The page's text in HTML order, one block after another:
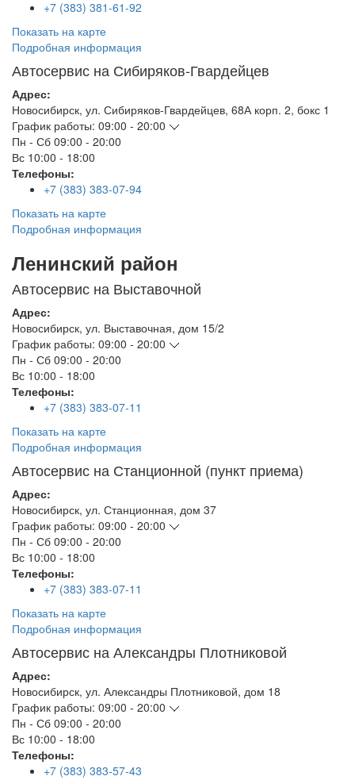
+7 (383) 381-61-92
Показать на карте
Подробная информация
Автосервис на Сибиряков-Гвардейцев
Адрес:
Новосибирск, ул. Сибиряков-Гвардейцев, 68А корп. 2, бокс 1
График работы: 09:00 - 20:00
Пн - Сб 09:00 - 20:00
Вс 10:00 - 18:00
Телефоны:
+7 (383) 383-07-94
Показать на карте
Подробная информация
Ленинский район
Автосервис на Выставочной
Адрес:
Новосибирск, ул. Выставочная, дом 15/2
График работы: 09:00 - 20:00
Пн - Сб 09:00 - 20:00
Вс 10:00 - 18:00
Телефоны:
+7 (383) 383-07-11
Показать на карте
Подробная информация
Автосервис на Станционной (пункт приема)
Адрес:
Новосибирск, ул. Станционная, дом 37
График работы: 09:00 - 20:00
Пн - Сб 09:00 - 20:00
Вс 10:00 - 18:00
Телефоны:
+7 (383) 383-07-11
Показать на карте
Подробная информация
Автосервис на Александры Плотниковой
Адрес:
Новосибирск, ул. Александры Плотниковой, дом 18
График работы: 09:00 - 20:00
Пн - Сб 09:00 - 20:00
Вс 10:00 - 18:00
Телефоны:
+7 (383) 383-57-43